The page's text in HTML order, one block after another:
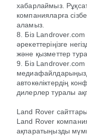
хабарлаймыз.
компанияларға
аламыз.
8. Біз
әрекеттеріңізге
және қызметтер
9. Біз Landrover.com
автокөліктердің
дилерлер туралы
Land Rover
Land Rover
ақпаратыңызды